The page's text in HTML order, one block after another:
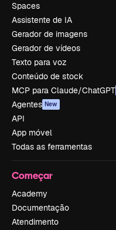
Spaces
Assistente de IA
Gerador de imagens
Gerador de vídeos
Texto para voz
Conteúdo de stock
MCP para Claude/ChatGPT
Agentes New
API
App móvel
Todas as ferramentas
Começar
Academy
Documentação
Atendimento